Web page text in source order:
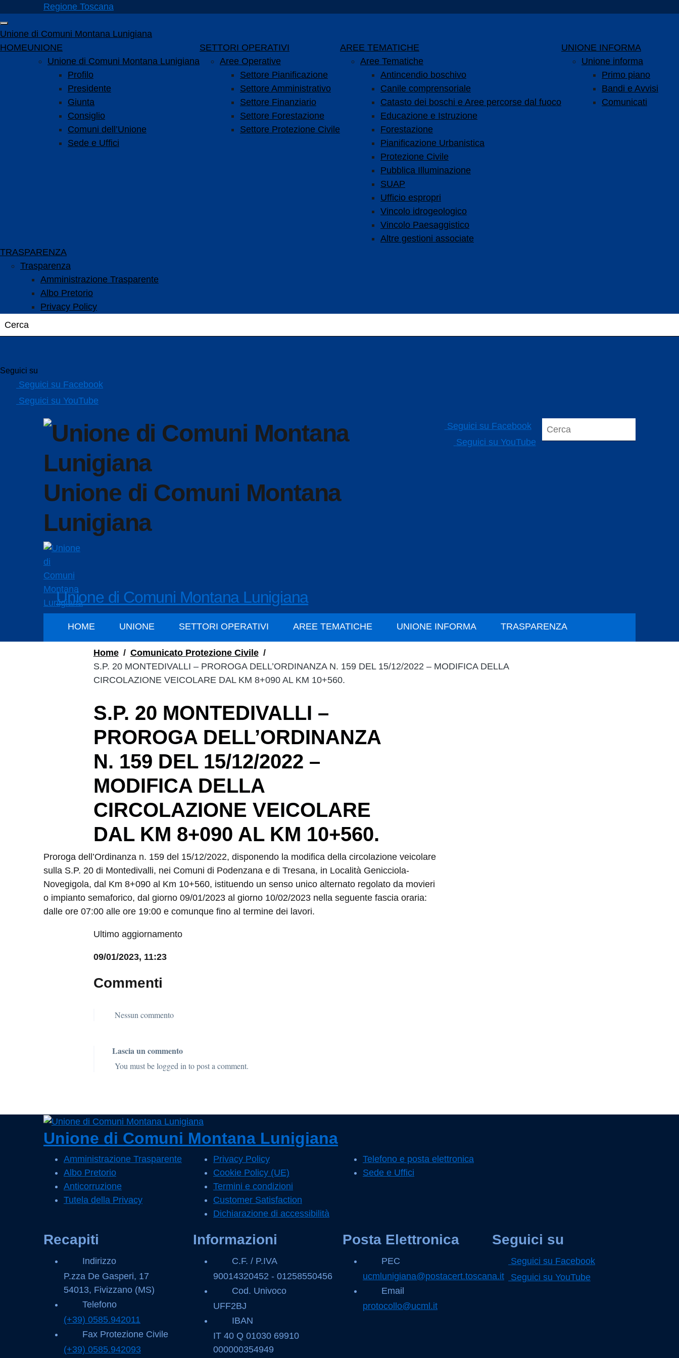
Vai ai contenuti
Vai al footer
Regione Toscana
Attiva / disattiva la navigazione
Unione di Comuni Montana Lunigiana
Menu principale
HOMEUNIONE
Unione di Comuni Montana Lunigiana
Profilo
Presidente
Giunta
Consiglio
Comuni dell’Unione
Sede e Uffici
SETTORI OPERATIVI
Aree Operative
Settore Pianificazione
Settore Amministrativo
Settore Finanziario
Settore Forestazione
Settore Protezione Civile
AREE TEMATICHE
Aree Tematiche
Antincendio boschivo
Canile comprensoriale
Catasto dei boschi e Aree percorse dal fuoco
Educazione e Istruzione
Forestazione
Pianificazione Urbanistica
Protezione Civile
Pubblica Illuminazione
SUAP
Ufficio espropri
Vincolo idrogeologico
Vincolo Paesaggistico
Altre gestioni associate
UNIONE INFORMA
Unione informa
Primo piano
Bandi e Avvisi
Comunicati
TRASPARENZA
Trasparenza
Amministrazione Trasparente
Albo Pretorio
Privacy Policy
Seguici su
Seguici su Facebook
Seguici su YouTube
Unione di Comuni Montana
Lunigiana
Unione di Comuni Montana Lunigiana
Seguici su Facebook
Seguici su YouTube
HOME UNIONE SETTORI OPERATIVI AREE TEMATICHE UNIONE INFORMA TRASPARENZA
Home / Comunicato Protezione Civile /
S.P. 20 MONTEDIVALLI – PROROGA DELL’ORDINANZA N. 159 DEL 15/12/2022 – MODIFICA DELLA
CIRCOLAZIONE VEICOLARE DAL KM 8+090 AL KM 10+560.
S.P. 20 MONTEDIVALLI –
PROROGA DELL’ORDINANZA
N. 159 DEL 15/12/2022 –
MODIFICA DELLA
CIRCOLAZIONE VEICOLARE
DAL KM 8+090 AL KM 10+560.
Proroga dell’Ordinanza n. 159 del 15/12/2022, disponendo la modifica della circolazione veicolare
sulla S.P. 20 di Montedivalli, nei Comuni di Podenzana e di Tresana, in Località Genicciola-
Novegigola, dal Km 8+090 al Km 10+560, istituendo un senso unico alternato regolato da movieri
o impianto semaforico, dal giorno 09/01/2023 al giorno 10/02/2023 nella seguente fascia oraria:
dalle ore 07:00 alle ore 19:00 e comunque fino al termine dei lavori.
Ultimo aggiornamento
09/01/2023, 11:23
Commenti
Nessun commento
Lascia un commento
You must be logged in to post a comment.
Unione di Comuni Montana Lunigiana
Amministrazione Trasparente
Albo Pretorio
Anticorruzione
Tutela della Privacy
Privacy Policy
Cookie Policy (UE)
Termini e condizioni
Customer Satisfaction
Dichiarazione di accessibilità
Telefono e posta elettronica
Sede e Uffici
Recapiti
Indirizzo
P.zza De Gasperi, 17
54013, Fivizzano (MS)
Telefono
(+39) 0585.942011
Fax Protezione Civile
(+39) 0585.942093
Informazioni
C.F. / P.IVA
90014320452 - 01258550456
Cod. Univoco
UFF2BJ
IBAN
IT 40 Q 01030 69910
000000354949
Posta Elettronica
PEC
ucmlunigiana@postacert.toscana.it
Email
protocollo@ucml.it
Seguici su
Seguici su Facebook
Seguici su YouTube